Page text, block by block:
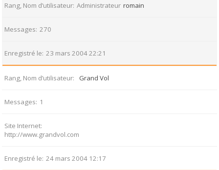
Rang, Nom d’utilisateur Administrateur romain
Messages 270
Enregistré le 23 mars 2004 22:21
Rang, Nom d’utilisateur Grand Vol
Messages 1
Site Internet
http://www.grandvol.com
Enregistré le 24 mars 2004 12:17